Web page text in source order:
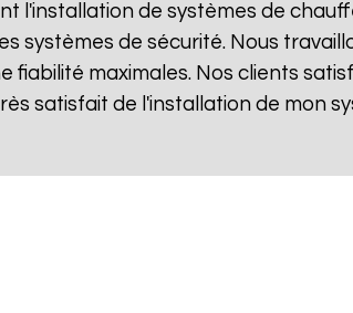
l'installation de systèmes de
systèmes de sécurité. Nous
fiabilité maximales. Nos clients
satisfait de l'installation de mon